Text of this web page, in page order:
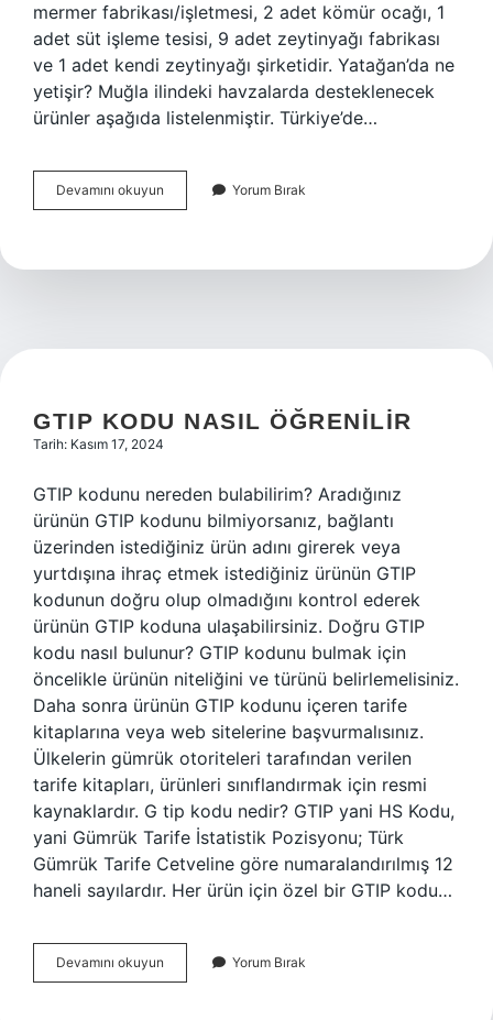
mermer fabrikası/işletmesi, 2 adet kömür ocağı, 1
adet süt işleme tesisi, 9 adet zeytinyağı fabrikası
ve 1 adet kendi zeytinyağı şirketidir. Yatağan’da ne
yetişir? Muğla ilindeki havzalarda desteklenecek
ürünler aşağıda listelenmiştir. Türkiye’de…
Devamını okuyun Yatağanda
Hangi
Yorum Bırak
GTIP KODU NASIL ÖĞRENILIR
Tarih: Kasım 17, 2024
GTIP kodunu nereden bulabilirim? Aradığınız
ürünün GTIP kodunu bilmiyorsanız, bağlantı
üzerinden istediğiniz ürün adını girerek veya
yurtdışına ihraç etmek istediğiniz ürünün GTIP
kodunun doğru olup olmadığını kontrol ederek
ürünün GTIP koduna ulaşabilirsiniz. Doğru GTIP
kodu nasıl bulunur? GTIP kodunu bulmak için
öncelikle ürünün niteliğini ve türünü belirlemelisiniz.
Daha sonra ürünün GTIP kodunu içeren tarife
kitaplarına veya web sitelerine başvurmalısınız.
Ülkelerin gümrük otoriteleri tarafından verilen
tarife kitapları, ürünleri sınıflandırmak için resmi
kaynaklardır. G tip kodu nedir? GTIP yani HS Kodu,
yani Gümrük Tarife İstatistik Pozisyonu; Türk
Gümrük Tarife Cetveline göre numaralandırılmış 12
haneli sayılardır. Her ürün için özel bir GTIP kodu…
Devamını okuyun
Kodu
Yorum Bırak